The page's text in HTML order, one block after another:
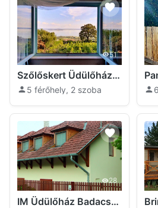
51
Szőlőskert Üdülőház Badacsony Badacsonytomaj
5 férőhely, 2 szoba
28
IM Üdülőház Badacsonytomaj